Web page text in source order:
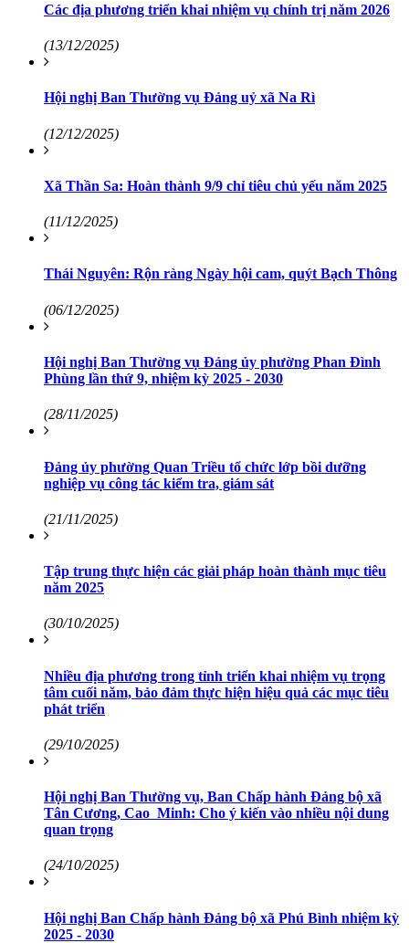
Các địa phương triển khai nhiệm vụ chính trị năm 2026
(13/12/2025)
Hội nghị Ban Thường vụ Đảng uỷ xã Na Rì
(12/12/2025)
Xã Thần Sa: Hoàn thành 9/9 chỉ tiêu chủ yếu năm 2025
(11/12/2025)
Thái Nguyên: Rộn ràng Ngày hội cam, quýt Bạch Thông
(06/12/2025)
Hội nghị Ban Thường vụ Đảng ủy phường Phan Đình
Phùng lần thứ 9, nhiệm kỳ 2025 - 2030
(28/11/2025)
Đảng ủy phường Quan Triều tổ chức lớp bồi dưỡng
nghiệp vụ công tác kiểm tra, giám sát
(21/11/2025)
Tập trung thực hiện các giải pháp hoàn thành mục tiêu
năm 2025
(30/10/2025)
Nhiều địa phương trong tỉnh triển khai nhiệm vụ trọng
tâm cuối năm, bảo đảm thực hiện hiệu quả các mục tiêu
phát triển
(29/10/2025)
Hội nghị Ban Thường vụ, Ban Chấp hành Đảng bộ xã
Tân Cương, Cao Minh: Cho ý kiến vào nhiều nội dung
quan trọng
(24/10/2025)
Hội nghị Ban Chấp hành Đảng bộ xã Phú Bình nhiệm kỳ
2025 - 2030